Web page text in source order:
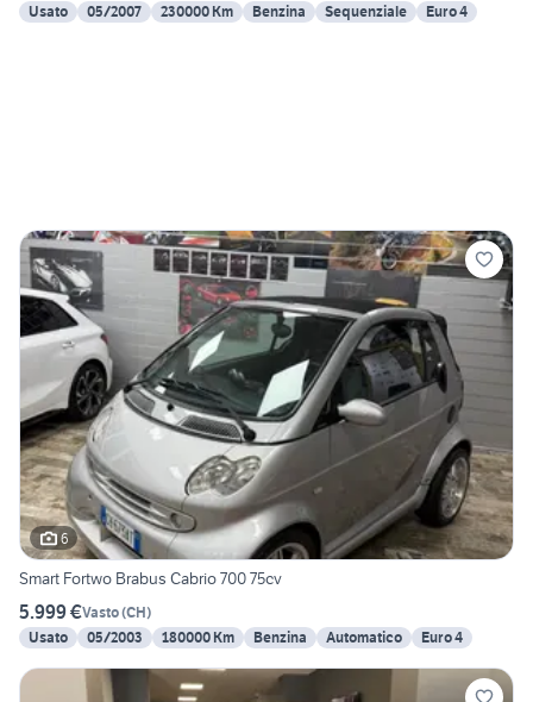
Usato
05/2007 230000 Km Benzina Sequenziale Euro 4
6
Smart Fortwo Brabus Cabrio 700 75cv
5.999 €Vasto(CH)
Usato
05/2003 180000 Km Benzina Automatico Euro 4